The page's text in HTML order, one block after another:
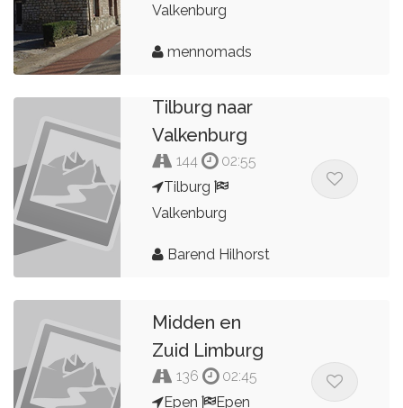
Valkenburg
mennomads
Tilburg naar
Valkenburg
144
02:55
Tilburg
Valkenburg
Barend Hilhorst
Midden en
Zuid Limburg
136
02:45
Epen
Epen